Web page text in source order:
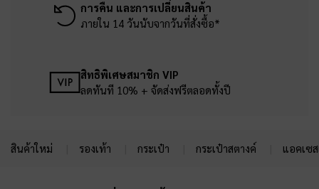
การคืน และการเปลี่ยนสินค้า
ภายใน 14 วันนับจากวันที่สั่งซื้อ*
สิทธิพิเศษสมาชิก VIP
ลดทันที 10% + จัดส่งฟรีตลอดทั้งปี
สินค้าใหม่ รองเท้า กระเป๋า กระเป๋าสตางค์ แอคเซ